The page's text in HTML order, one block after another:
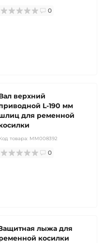
0
верхний
L-190 мм
для ременной
товара: MM008392
0
лыжа для
косилки